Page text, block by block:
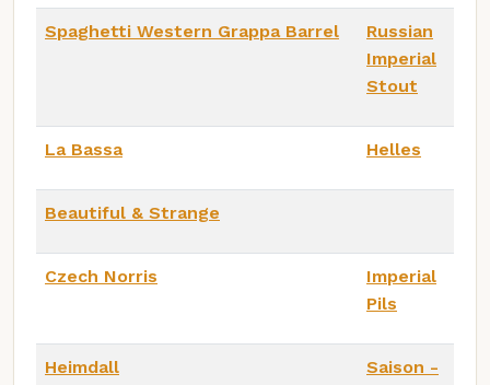
Spaghetti Western Grappa Barrel
Russian
Imperial
Stout
La Bassa Helles
Beautiful & Strange
Czech Norris
Imperial
Pils
Heimdall
Saison -